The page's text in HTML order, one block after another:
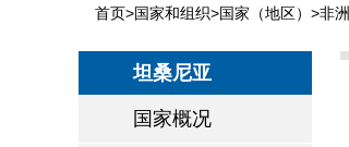
首页>国家和组织>国家（地区） >非洲
坦桑尼亚
国家概况